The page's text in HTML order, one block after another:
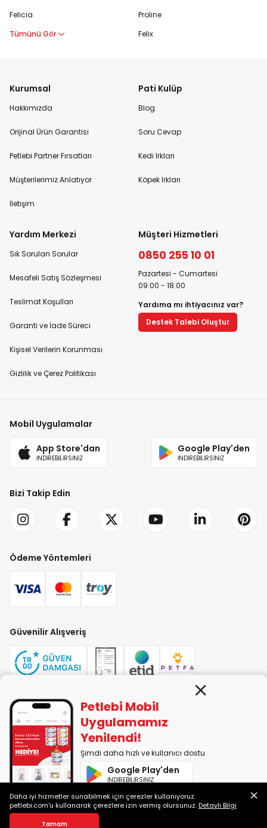
Felicia
Tümünü Gör
Proline
Felix
Kurumsal
Hakkımızda
Orijinal Ürün Garantisi
Petlebi Partner Fırsatları
Müşterilerimiz Anlatıyor
İletişim
Pati Kulüp
Blog
Soru Cevap
Kedi Irkları
Köpek Irkları
Yardım Merkezi
Sık Sorulan Sorular
Mesafeli Satış Sözleşmesi
Teslimat Koşulları
Garanti ve İade Süreci
Kişisel Verilerin Korunması
Gizlilik ve Çerez Politikası
Müşteri Hizmetleri
0850 255 10 01
Pazartesi - Cumartesi
09:00 - 18:00
Yardıma mı ihtiyacınız var?
Destek Talebi Oluştur
Mobil Uygulamalar
App Store'dan
İNDİREBİLİRSİNİZ
Google Play'den
İNDİREBİLİRSİNİZ
Bizi Takip Edin
Ödeme Yöntemleri
Güvenilir Alışveriş
PETLEBİ EVCİL HAYVAN ÜRÜNLERİ PAZ. SAN. TİC. LTD. ŞTİ. Alaşarköy Mah.
1. Alaşar Cad. No: 9 Osmangazi/Bursa
7290599225 vergi numarasıyla Uludağ Vergi Dairesi'ne bağlıdır.
2014-2026 © petlebi.com v11.88.0
Bursa'da sevgiyle yapıldı.
Petlebi Mobil
Uygulamamız
Yenilendi!
Şimdi daha hızlı ve kullanıcı dostu
Google Play'den
İNDİREBİLİRSİNİZ
App Store'dan
Daha iyi hizmetler sunabilmek için çerezler kullanıyoruz.
petlebi.com'u kullanarak çerezlere izin vermiş olursunuz.Detaylı Bilgi
Tamam